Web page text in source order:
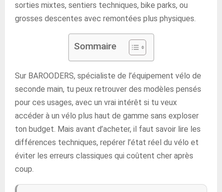
sorties mixtes, sentiers techniques, bike parks, ou
grosses descentes avec remontées plus physiques.
Sommaire
Sur BAROODERS, spécialiste de l’équipement vélo de
seconde main, tu peux retrouver des modèles pensés
pour ces usages, avec un vrai intérêt si tu veux
accéder à un vélo plus haut de gamme sans exploser
ton budget. Mais avant d’acheter, il faut savoir lire les
différences techniques, repérer l’état réel du vélo et
éviter les erreurs classiques qui coûtent cher après
coup.